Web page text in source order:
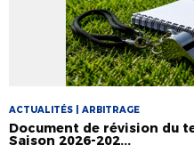
ACTUALITÉS | ARBITRAGE
Document de révision du
Saison 2026-202...